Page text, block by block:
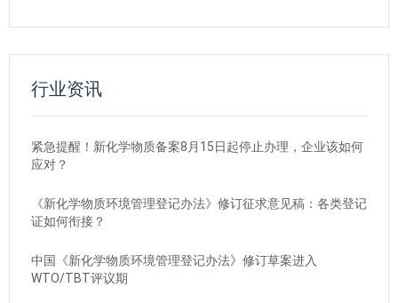
行业资讯
紧急提醒！新化学物质备案8月15日起停止办理，企业该如何
应对？
《新化学物质环境管理登记办法》修订征求意见稿：各类登记
证如何衔接？
中国《新化学物质环境管理登记办法》修订草案进入
WTO/TBT评议期